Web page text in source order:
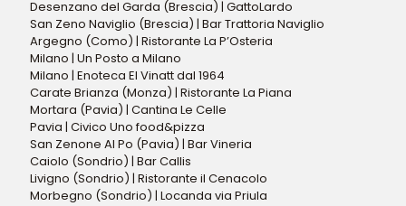
Desenzano del Garda (Brescia) | GattoLardo
San Zeno Naviglio (Brescia) | Bar Trattoria Naviglio
Argegno (Como) | Ristorante La P’Osteria
Milano | Un Posto a Milano
Milano | Enoteca El Vinatt dal 1964
Carate Brianza (Monza) | Ristorante La Piana
Mortara (Pavia) | Cantina Le Celle
Pavia | Civico Uno food&pizza
San Zenone Al Po (Pavia) | Bar Vineria
Caiolo (Sondrio) | Bar Callis
Livigno (Sondrio) | Ristorante il Cenacolo
Morbegno (Sondrio) | Locanda via Priula